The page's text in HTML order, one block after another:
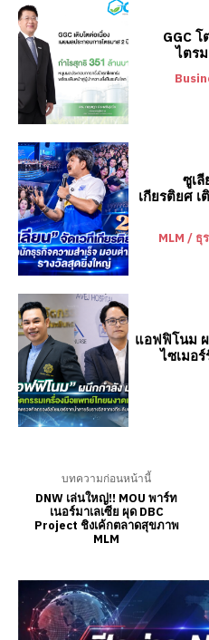
GGC
ไตร
ซูเ
เกียรติยศ
MLM / ธุ
แอฟฟิโนม
ไซเมอ
บทความก่อนหน้านี้
DNW เล่นใหญ่!! MOU พาร์ท
เนอร์มาเลเซีย ผุด DBC
Project ชิงเค้กตลาดสุขภาพ
MLM